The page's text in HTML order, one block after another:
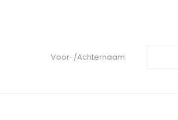
Voor-/Achternaam: